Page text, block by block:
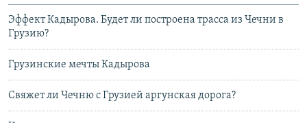
Эффект Кадырова. Будет ли построена трасса из Чечни в
Грузию?
Грузинские мечты Кадырова
Свяжет ли Чечню с Грузией аргунская дорога?